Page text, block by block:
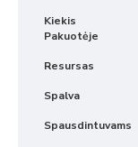
Kiekis
Pakuotėje
Resursas
Spalva
Spausdintuvams